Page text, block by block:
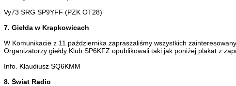
Vy73 SRG SP9YFF (PZK OT28)
7. Giełda w Krapkowicach
W Komunikacie z 11 października zapraszaliśmy wszystkich
Organizatorzy giełdy Klub SP6KFZ opublikowali taki jak poniżej plakat z
Info. Klaudiusz SQ6KMM
8. Świat Radio